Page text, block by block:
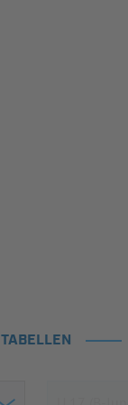
TABELLEN